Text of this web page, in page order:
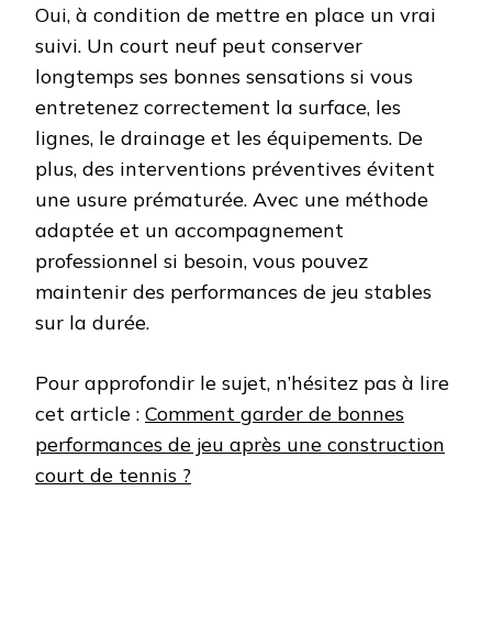
Oui, à condition de mettre en place un vrai
suivi. Un court neuf peut conserver
longtemps ses bonnes sensations si vous
entretenez correctement la surface, les
lignes, le drainage et les équipements. De
plus, des interventions préventives évitent
une usure prématurée. Avec une méthode
adaptée et un accompagnement
professionnel si besoin, vous pouvez
maintenir des performances de jeu stables
sur la durée.
Pour approfondir le sujet, n’hésitez pas à lire
cet article : Comment garder de bonnes
performances de jeu après une construction
court de tennis ?